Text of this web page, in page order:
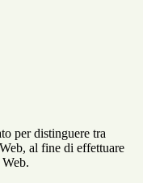
per distinguere tra
al fine di effettuare